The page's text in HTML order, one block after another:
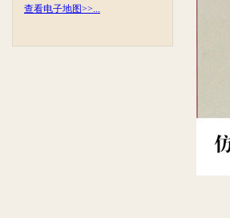
查看电子地图>>...